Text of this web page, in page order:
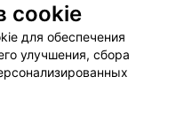
СТУДИЯ ТАТУИРОВКИ И ПЕРМАНЕНТНОГО МАКИЯЖА
cookie
для обеспечения
улучшения, сбора